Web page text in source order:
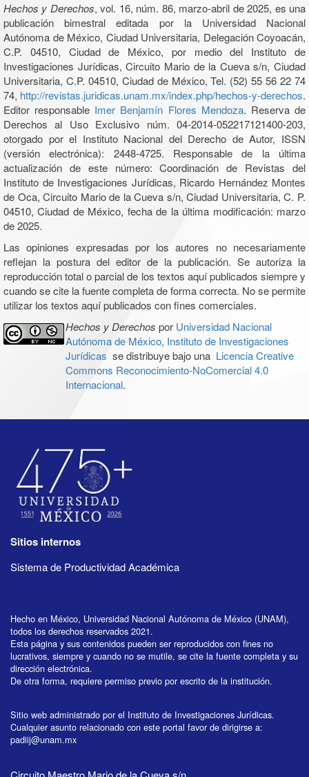
Hechos y Derechos, vol. 16, núm. 86, marzo-abril de 2025, es una
publicación bimestral editada por la Universidad Nacional
Autónoma de México, Ciudad Universitaria, Delegación Coyoacán,
C.P. 04510, Ciudad de México, por medio del Instituto de
Investigaciones Jurídicas, Circuito Mario de la Cueva s/n, Ciudad
Universitaria, C.P. 04510, Ciudad de México, Tel. (52) 55 56 22 74
74, http://revistas.juridicas.unam.mx/index.php/hechos-y-derechos.
Editor responsable Imer Benjamín Flores Mendoza. Reserva de
Derechos al Uso Exclusivo núm. 04-2014-052217121400-203,
otorgado por el Instituto Nacional del Derecho de Autor, ISSN
(versión electrónica): 2448-4725. Responsable de la última
actualización de este número: Coordinación de Revistas del
Instituto de Investigaciones Jurídicas, Ricardo Hernández Montes
de Oca, Circuito Mario de la Cueva s/n, Ciudad Universitaria, C. P.
04510, Ciudad de México, fecha de la última modificación: marzo
de 2025.
Las opiniones expresadas por los autores no necesariamente
reflejan la postura del editor de la publicación. Se autoriza la
reproducción total o parcial de los textos aquí publicados siempre y
cuando se cite la fuente completa de forma correcta. No se permite
utilizar los textos aquí publicados con fines comerciales.
Hechos y Derechos por Universidad Nacional
Autónoma de México, Instituto de Investigaciones
Jurídicas se distribuye bajo una Licencia Creative
Commons Reconocimiento-NoComercial 4.0
Internacional.
Sitios internos
Sistema de Productividad Académica
Hecho en México, Universidad Nacional Autónoma de México (UNAM),
todos los derechos reservados 2021.
Esta página y sus contenidos pueden ser reproducidos con fines no
lucrativos, siempre y cuando no se mutile, se cite la fuente completa y su
dirección electrónica.
De otra forma, requiere permiso previo por escrito de la institución.
Sitio web administrado por el Instituto de Investigaciones Jurídicas.
Cualquier asunto relacionado con este portal favor de dirigirse a:
padiij@unam.mx